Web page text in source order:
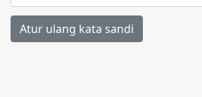
Atur ulang kata sandi